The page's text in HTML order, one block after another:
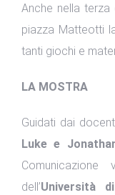
Anche nella
piazza Matteotti
tanti giochi e
LA MOSTRA
Guidati dai
Luke e
dell’Università